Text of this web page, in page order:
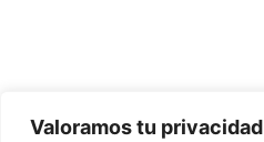
Valoramos tu privacidad